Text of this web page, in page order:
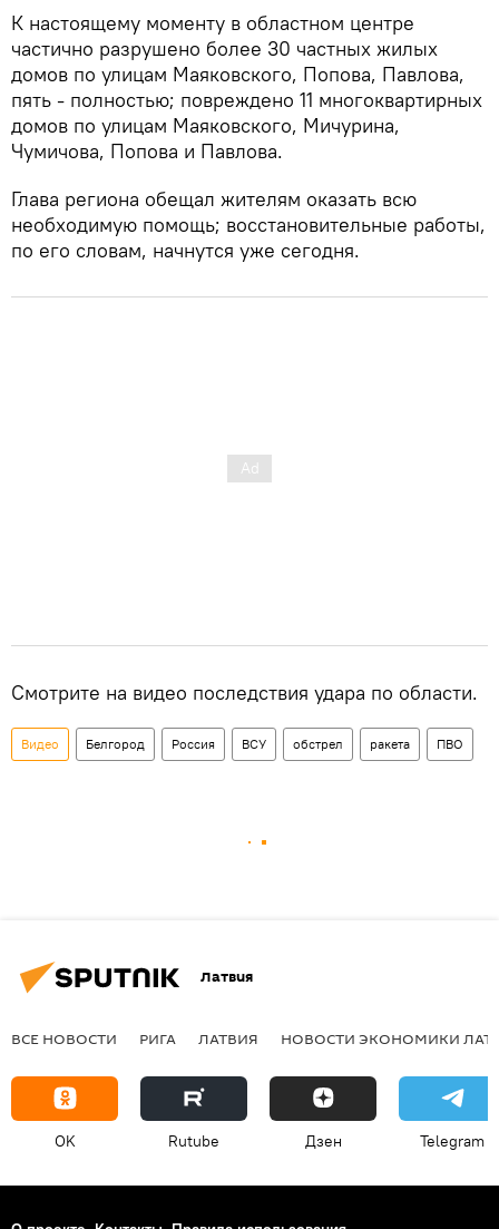
К настоящему моменту в областном центре
частично разрушено более 30 частных жилых
домов по улицам Маяковского, Попова, Павлова,
пять - полностью; повреждено 11 многоквартирных
домов по улицам Маяковского, Мичурина,
Чумичова, Попова и Павлова.
Глава региона обещал жителям оказать всю
необходимую помощь; восстановительные работы,
по его словам, начнутся уже сегодня.
Смотрите на видео последствия удара по области.
Видео Белгород Россия ВСУ обстрел ракета ПВО
Латвия
ВСЕ НОВОСТИ РИГА ЛАТВИЯ НОВОСТИ ЭКОНОМИКИ
OK Rutube Дзен Telegram